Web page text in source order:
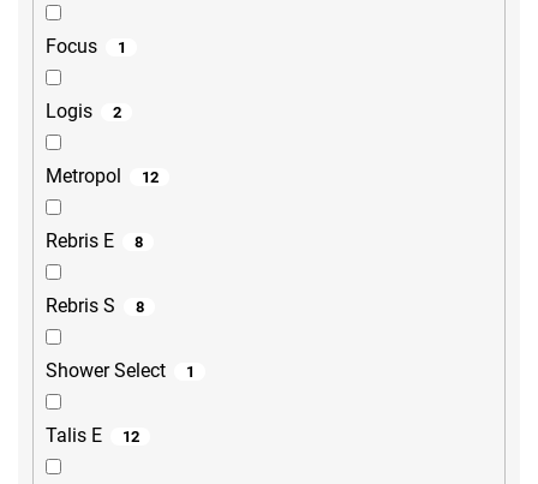
Focus 1
Logis 2
Metropol 12
Rebris E 8
Rebris S 8
Shower Select 1
Talis E 12